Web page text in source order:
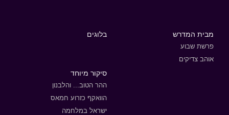
מבית המדרש
פרשת שבוע
אוהב צדיקים
בלוגים
סיקור מיוחד
ההר הטוב... והלבנון
הוואקף כזרוע חמאס
ישראל במלחמה